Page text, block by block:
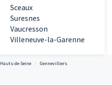
Sceaux
Suresnes
Vaucresson
Villeneuve-la-Garenne
Hauts-de-Seine
Gennevilliers